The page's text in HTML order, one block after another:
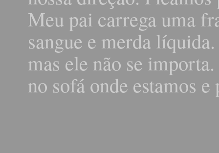
Meu pai carrega uma
sangue e merda
mas ele não se
no sofá onde estamos